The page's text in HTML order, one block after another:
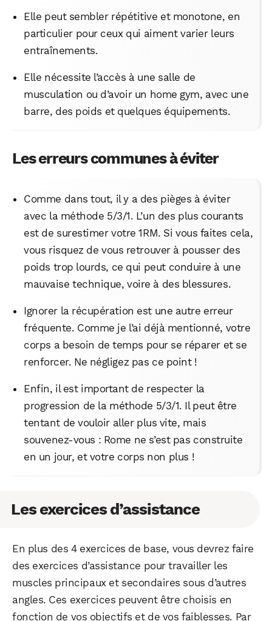
Elle peut sembler répétitive et monotone, en
particulier pour ceux qui aiment varier leurs
entraînements.
Elle nécessite l’accès à une salle de
musculation ou d’avoir un home gym, avec une
barre, des poids et quelques équipements.
Les erreurs communes à éviter
Comme dans tout, il y a des pièges à éviter
avec la méthode 5/3/1. L’un des plus courants
est de surestimer votre 1RM. Si vous faites cela,
vous risquez de vous retrouver à pousser des
poids trop lourds, ce qui peut conduire à une
mauvaise technique, voire à des blessures.
Ignorer la récupération est une autre erreur
fréquente. Comme je l’ai déjà mentionné, votre
corps a besoin de temps pour se réparer et se
renforcer. Ne négligez pas ce point !
Enfin, il est important de respecter la
progression de la méthode 5/3/1. Il peut être
tentant de vouloir aller plus vite, mais
souvenez-vous : Rome ne s’est pas construite
en un jour, et votre corps non plus !
Les exercices d’assistance
En plus des 4 exercices de base, vous devrez faire
des exercices d’assistance pour travailler les
muscles principaux et secondaires sous d’autres
angles. Ces exercices peuvent être choisis en
fonction de vos objectifs et de vos faiblesses. Par